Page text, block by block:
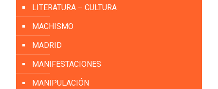
LITERATURA – CULTURA
MACHISMO
MADRID
MANIFESTACIONES
MANIPULACIÓN